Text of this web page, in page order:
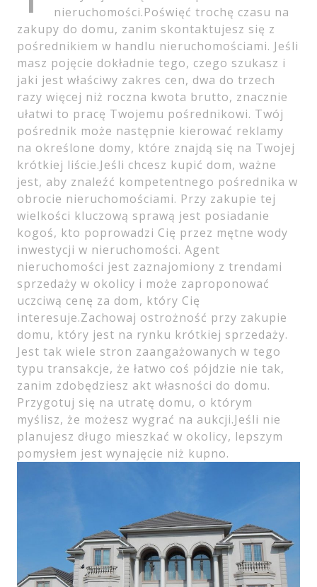
nieruchomości.Poświęć trochę czasu na
zakupy do domu, zanim skontaktujesz się z
pośrednikiem w handlu nieruchomościami. Jeśli
masz pojęcie dokładnie tego, czego szukasz i
jaki jest właściwy zakres cen, dwa do trzech
razy więcej niż roczna kwota brutto, znacznie
ułatwi to pracę Twojemu pośrednikowi. Twój
pośrednik może następnie kierować reklamy
na określone domy, które znajdą się na Twojej
krótkiej liście.Jeśli chcesz kupić dom, ważne
jest, aby znaleźć kompetentnego pośrednika w
obrocie nieruchomościami. Przy zakupie tej
wielkości kluczową sprawą jest posiadanie
kogoś, kto poprowadzi Cię przez mętne wody
inwestycji w nieruchomości. Agent
nieruchomości jest zaznajomiony z trendami
sprzedaży w okolicy i może zaproponować
uczciwą cenę za dom, który Cię
interesuje.Zachowaj ostrożność przy zakupie
domu, który jest na rynku krótkiej sprzedaży.
Jest tak wiele stron zaangażowanych w tego
typu transakcje, że łatwo coś pójdzie nie tak,
zanim zdobędziesz akt własności do domu.
Przygotuj się na utratę domu, o którym
myślisz, że możesz wygrać na aukcji.Jeśli nie
planujesz długo mieszkać w okolicy, lepszym
pomysłem jest wynajęcie niż kupno.